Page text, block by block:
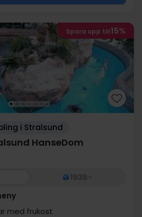
Spara upp till15%
i Stralsund
HanseDom
1939:-
med frukost